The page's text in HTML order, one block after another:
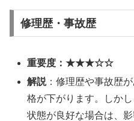
修理歴・事故歴
重要度：★★★☆☆
解説：修理歴や事故歴
格が下がります。しか
状態が良好な場合は、